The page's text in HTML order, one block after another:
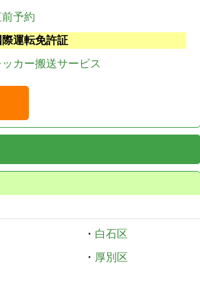
前予約
際運転免許証
ッカー搬送サービス
・ 白石区
・ 厚別区